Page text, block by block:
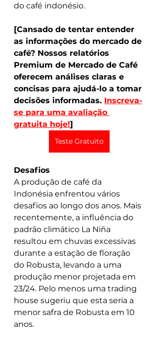
do café indonésio.
[Cansado de tentar entender
as informações do mercado de
café? Nossos relatórios
Premium de Mercado de Café
oferecem análises claras e
concisas para ajudá-lo a tomar
decisões informadas. Inscreva-
se para uma avaliação
gratuita hoje!]
Teste Gratuito
Desafios
A produção de café da
Indonésia enfrentou vários
desafios ao longo dos anos. Mais
recentemente, a influência do
padrão climático La Niña
resultou em chuvas excessivas
durante a estação de floração
do Robusta, levando a uma
produção menor projetada em
23/24. Pelo menos uma trading
house sugeriu que esta seria a
menor safra de Robusta em 10
anos.